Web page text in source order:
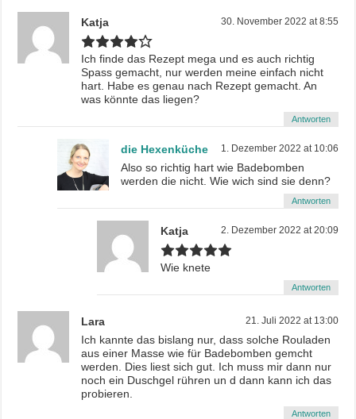
Katja 30. November 2022 at 8:55
Ich finde das Rezept mega und es auch richtig
Spass gemacht, nur werden meine einfach nicht
hart. Habe es genau nach Rezept gemacht. An
was könnte das liegen?
Antworten
die Hexenküche 1. Dezember 2022 at 10:06
Also so richtig hart wie Badebomben
werden die nicht. Wie wich sind sie denn?
Antworten
Katja 2. Dezember 2022 at 20:09
Wie knete
Antworten
Lara 21. Juli 2022 at 13:00
Ich kannte das bislang nur, dass solche Rouladen
aus einer Masse wie für Badebomben gemcht
werden. Dies liest sich gut. Ich muss mir dann nur
noch ein Duschgel rühren un d dann kann ich das
probieren.
Antworten